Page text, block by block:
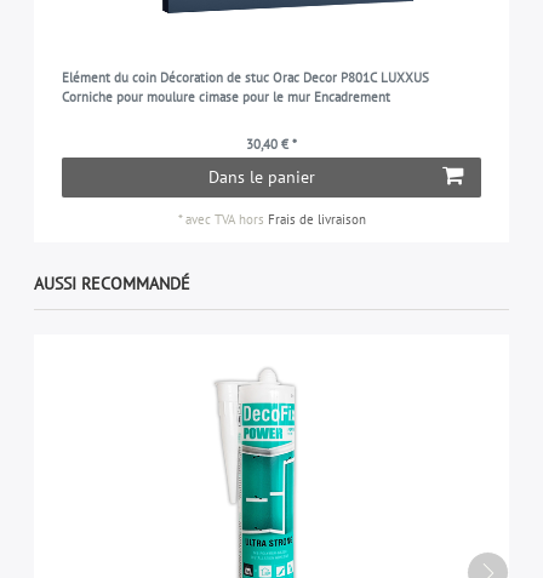
Elément du coin Décoration de stuc Orac Decor P801C LUXXUS
Corniche pour moulure cimase pour le mur Encadrement
30,40 € *
Dans le panier
*avec TVAhors Frais de livraison
AUSSI RECOMMANDÉ